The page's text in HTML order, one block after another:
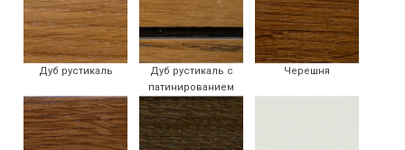
Дуб рустикаль
Дуб рустикаль с
патинированием
Черешня